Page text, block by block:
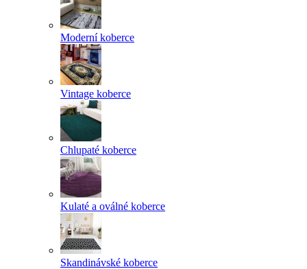
Moderní koberce
Vintage koberce
Chlupaté koberce
Kulaté a oválné koberce
Skandinávské koberce